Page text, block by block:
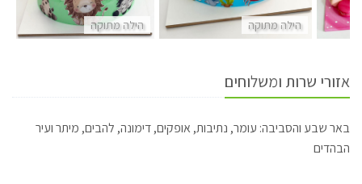
הילה מתוקה הילה מתוקה
אזורי שרות ומשלוחים
באר שבע והסביבה: עומר, נתיבות, אופקים, דימונה, להבים, מיתר ועיר
הבהדים